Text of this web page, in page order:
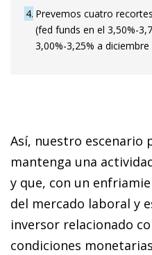
4 Prevemos cuatro
(fed funds en el 3,50%-
3,00%-3,25% a diciembre
Así, nuestro escenario
mantenga una
y que, con un
del mercado laboral y
inversor relacionado
condiciones